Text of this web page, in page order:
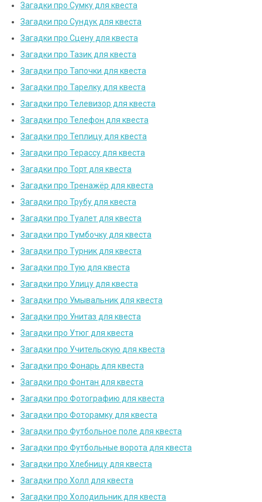
Загадки про Сумку для квеста
Загадки про Сундук для квеста
Загадки про Сцену для квеста
Загадки про Тазик для квеста
Загадки про Тапочки для квеста
Загадки про Тарелку для квеста
Загадки про Телевизор для квеста
Загадки про Телефон для квеста
Загадки про Теплицу для квеста
Загадки про Терассу для квеста
Загадки про Торт для квеста
Загадки про Тренажёр для квеста
Загадки про Трубу для квеста
Загадки про Туалет для квеста
Загадки про Тумбочку для квеста
Загадки про Турник для квеста
Загадки про Тую для квеста
Загадки про Улицу для квеста
Загадки про Умывальник для квеста
Загадки про Унитаз для квеста
Загадки про Утюг для квеста
Загадки про Учительскую для квеста
Загадки про Фонарь для квеста
Загадки про Фонтан для квеста
Загадки про Фотографию для квеста
Загадки про Фоторамку для квеста
Загадки про Футбольное поле для квеста
Загадки про Футбольные ворота для квеста
Загадки про Хлебницу для квеста
Загадки про Холл для квеста
Загадки про Холодильник для квеста